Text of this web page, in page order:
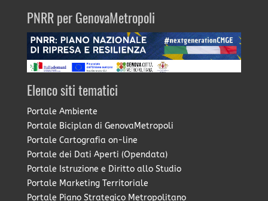
PNRR per GenovaMetropoli
Elenco siti tematici
Portale Ambiente
Portale Biciplan di GenovaMetropoli
Portale Cartografia on-line
Portale dei Dati Aperti (Opendata)
Portale Istruzione e Diritto allo Studio
Portale Marketing Territoriale
Portale Piano Strategico Metropolitano